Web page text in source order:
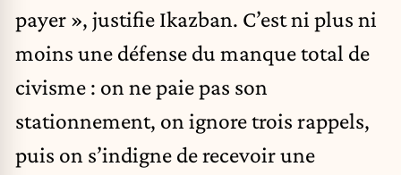
payer », justifie Ikazban. C’est ni plus ni
moins une défense du manque total de
civisme : on ne paie pas son
stationnement, on ignore trois rappels,
puis on s’indigne de recevoir une